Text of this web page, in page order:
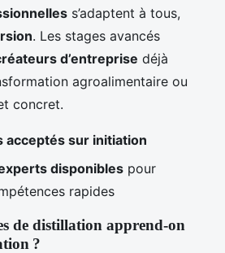
s’adaptent à tous,
. Les stages avancés
d’entreprise déjà
agroalimentaire ou
concret.
acceptés sur initiation
disponibles pour
rapides
de distillation apprend-on
?